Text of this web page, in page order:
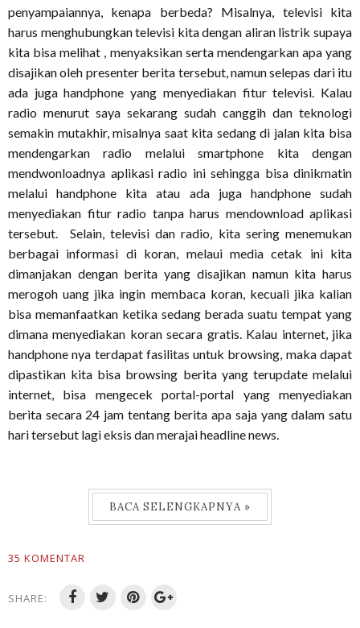
penyampaiannya, kenapa berbeda? Misalnya, televisi kita
harus menghubungkan televisi kita dengan aliran listrik supaya
kita bisa melihat , menyaksikan serta mendengarkan apa yang
disajikan oleh presenter berita tersebut, namun selepas dari itu
ada juga handphone yang menyediakan fitur televisi. Kalau
radio menurut saya sekarang sudah canggih dan teknologi
semakin mutakhir, misalnya saat kita sedang di jalan kita bisa
mendengarkan radio melalui smartphone kita dengan
mendwonloadnya aplikasi radio ini sehingga bisa dinikmatin
melalui handphone kita atau ada juga handphone sudah
menyediakan fitur radio tanpa harus mendownload aplikasi
tersebut. Selain, televisi dan radio, kita sering menemukan
berbagai informasi di koran, melaui media cetak ini kita
dimanjakan dengan berita yang disajikan namun kita harus
merogoh uang jika ingin membaca koran, kecuali jika kalian
bisa memanfaatkan ketika sedang berada suatu tempat yang
dimana menyediakan koran secara gratis. Kalau internet, jika
handphone nya terdapat fasilitas untuk browsing, maka dapat
dipastikan kita bisa browsing berita yang terupdate melalui
internet, bisa mengecek portal-portal yang menyediakan
berita secara 24 jam tentang berita apa saja yang dalam satu
hari tersebut lagi eksis dan merajai headline news.
BACA SELENGKAPNYA »
35 KOMENTAR
SHARE: